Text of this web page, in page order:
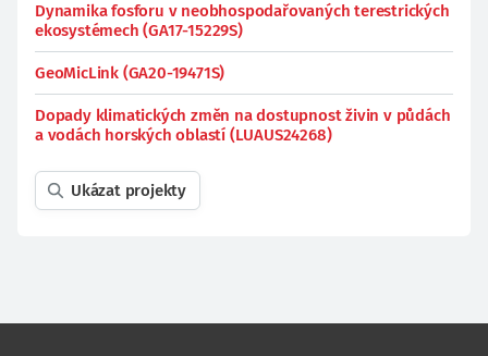
Dynamika fosforu v neobhospodařovaných terestrických
ekosystémech (GA17-15229S)
GeoMicLink (GA20-19471S)
Dopady klimatických změn na dostupnost živin v půdách
a vodách horských oblastí (LUAUS24268)
Ukázat projekty